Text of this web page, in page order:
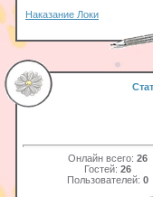
Наказание Локи
Онлайн всего: 26
Гостей: 26
Пользователей: 0